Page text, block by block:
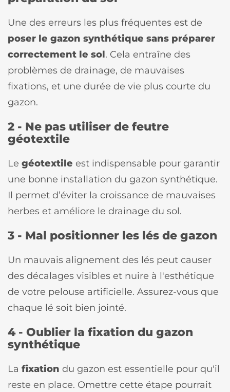
Une des erreurs les plus fréquentes est de
poser le gazon synthétique sans préparer
correctement le sol. Cela entraîne des
problèmes de drainage, de mauvaises
fixations, et une durée de vie plus courte du
gazon.
2 - Ne pas utiliser de feutre
géotextile
Le géotextile est indispensable pour garantir
une bonne installation du gazon synthétique.
Il permet d’éviter la croissance de mauvaises
herbes et améliore le drainage du sol.
3 - Mal positionner les lés de gazon
Un mauvais alignement des lés peut causer
des décalages visibles et nuire à l'esthétique
de votre pelouse artificielle. Assurez-vous que
chaque lé soit bien jointé.
4 - Oublier la fixation du gazon
synthétique
La fixation du gazon est essentielle pour qu'il
reste en place. Omettre cette étape pourrait